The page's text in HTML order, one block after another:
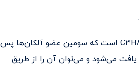
(propane)، گازی بی‌رنگ، بی‌بو و قابل اشتعال با فرمول شیمیایی C3H8 است که سومین عضو آلکان‌ها پس
می‌شود و می‌توان آن را از طریق